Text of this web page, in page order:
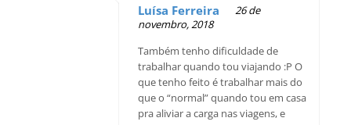
Luísa Ferreira
26 de
novembro, 2018
Também tenho dificuldade de
trabalhar quando tou viajando :P O
que tenho feito é trabalhar mais do
que o “normal” quando tou em casa
pra aliviar a carga nas viagens, e